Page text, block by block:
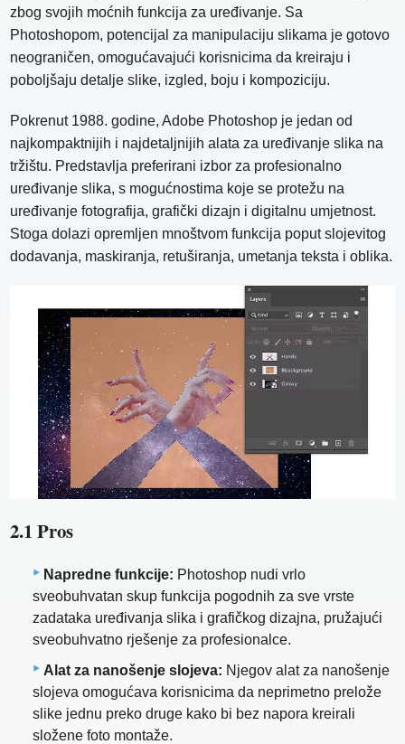
zbog svojih moćnih funkcija za uređivanje. Sa
Photoshopom, potencijal za manipulaciju slikama je gotovo
neograničen, omogućavajući korisnicima da kreiraju i
poboljšaju detalje slike, izgled, boju i kompoziciju.
Pokrenut 1988. godine, Adobe Photoshop je jedan od
najkompaktnijih i najdetaljnijih alata za uređivanje slika na
tržištu. Predstavlja preferirani izbor za profesionalno
uređivanje slika, s mogućnostima koje se protežu na
uređivanje fotografija, grafički dizajn i digitalnu umjetnost.
Stoga dolazi opremljen mnoštvom funkcija poput slojevitog
dodavanja, maskiranja, retuširanja, umetanja teksta i oblika.
2.1 Pros
Napredne funkcije: Photoshop nudi vrlo
sveobuhvatan skup funkcija pogodnih za sve vrste
zadataka uređivanja slika i grafičkog dizajna, pružajući
sveobuhvatno rješenje za profesionalce.
Alat za nanošenje slojeva: Njegov alat za nanošenje
slojeva omogućava korisnicima da neprimetno prelože
slike jednu preko druge kako bi bez napora kreirali
složene foto montaže.